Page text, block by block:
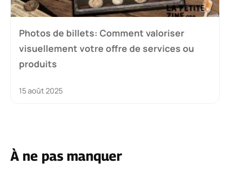
Photos de billets: Comment valoriser
visuellement votre offre de services ou
produits
15 août 2025
À ne pas manquer